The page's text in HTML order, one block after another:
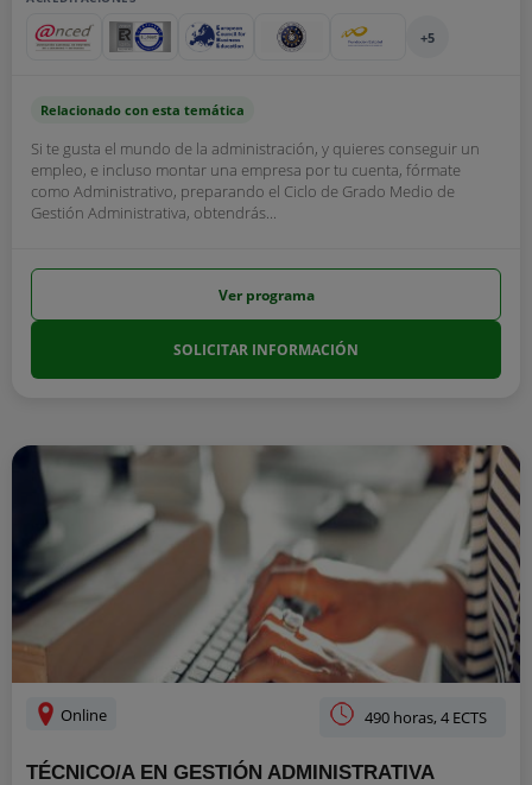
+5
Relacionado con esta temática
Si te gusta el mundo de la administración, y quieres conseguir un
empleo, e incluso montar una empresa por tu cuenta, fórmate
como Administrativo, preparando el Ciclo de Grado Medio de
Gestión Administrativa, obtendrás...
Ver programa
SOLICITAR INFORMACIÓN
Online 490 horas, 4 ECTS
TÉCNICO/A EN GESTIÓN ADMINISTRATIVA